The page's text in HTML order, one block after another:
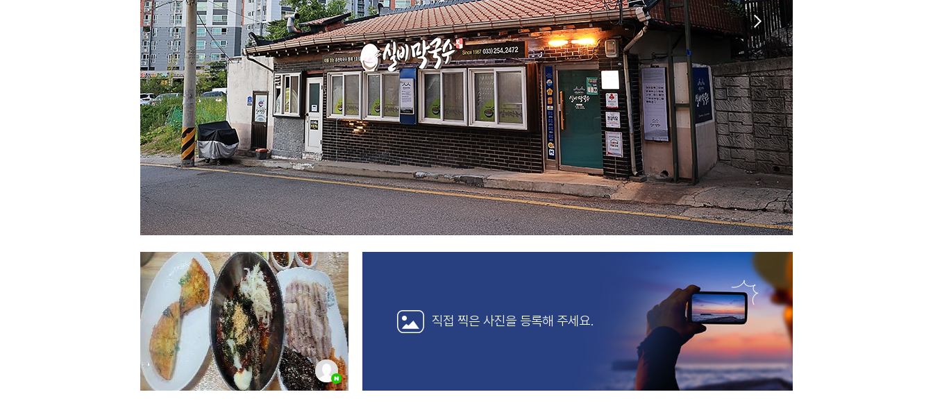
직접 찍은 사진을등록해 주세요.